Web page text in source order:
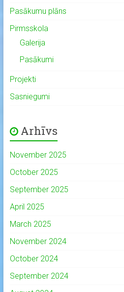
Pasākumu plāns
Pirmsskola
Galerija
Pasākumi
Projekti
Sasniegumi
Arhīvs
November 2025
October 2025
September 2025
April 2025
March 2025
November 2024
October 2024
September 2024